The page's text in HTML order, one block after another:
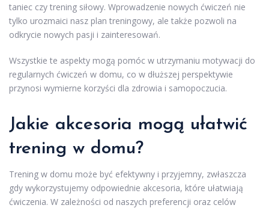
taniec czy trening siłowy. Wprowadzenie nowych ćwiczeń nie
tylko urozmaici nasz plan treningowy, ale także pozwoli na
odkrycie nowych pasji i zainteresowań.
Wszystkie te aspekty mogą pomóc w utrzymaniu motywacji do
regularnych ćwiczeń w domu, co w dłuższej perspektywie
przynosi wymierne korzyści dla zdrowia i samopoczucia.
Jakie akcesoria mogą ułatwić
trening w domu?
Trening w domu może być efektywny i przyjemny, zwłaszcza
gdy wykorzystujemy odpowiednie akcesoria, które ułatwiają
ćwiczenia. W zależności od naszych preferencji oraz celów